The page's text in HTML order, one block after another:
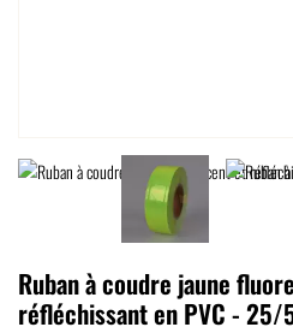
Ruban à coudre jaune
réfléchissant en PVC - 25/